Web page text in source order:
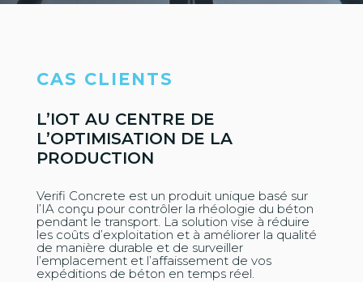
CAS CLIENTS
L’IOT AU CENTRE DE
L’OPTIMISATION DE LA
PRODUCTION
Verifi Concrete est un produit unique basé sur
l’IA conçu pour contrôler la rhéologie du béton
pendant le transport. La solution vise à réduire
les coûts d’exploitation et à améliorer la qualité
de manière durable et de surveiller
l’emplacement et l’affaissement de vos
expéditions de béton en temps réel.